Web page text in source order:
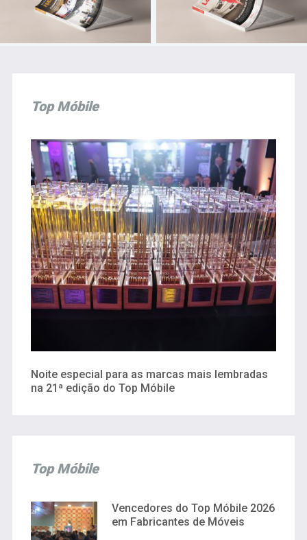
Top Móbile
Noite especial para as marcas mais lembradas
na 21ª edição do Top Móbile
Top Móbile
Vencedores do Top Móbile 2026
em Fabricantes de Móveis